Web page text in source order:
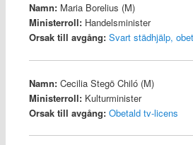
Namn:Maria Borelius (M)
Ministerroll:Handelsminister
Orsak till avgång: Svart städhjälp,
Namn:Cecilia Stegö Chiló (M)
Ministerroll:Kulturminister
Orsak till avgång: Obetald tv-licens